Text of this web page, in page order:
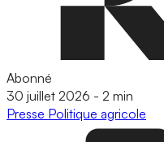
Abonné
30 juillet 2026 - 2 min
Presse Politique agricole